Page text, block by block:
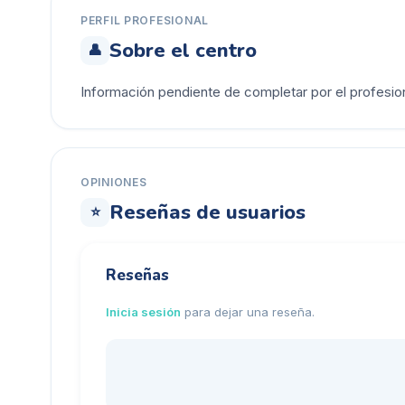
PERFIL PROFESIONAL
👤 Sobre el centro
Información pendiente de completar por el
OPINIONES
⭐ Reseñas de usuarios
Reseñas
Inicia sesión para dejar una reseña.